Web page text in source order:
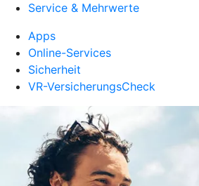
Service & Mehrwerte
Apps
Online-Services
Sicherheit
VR-VersicherungsCheck